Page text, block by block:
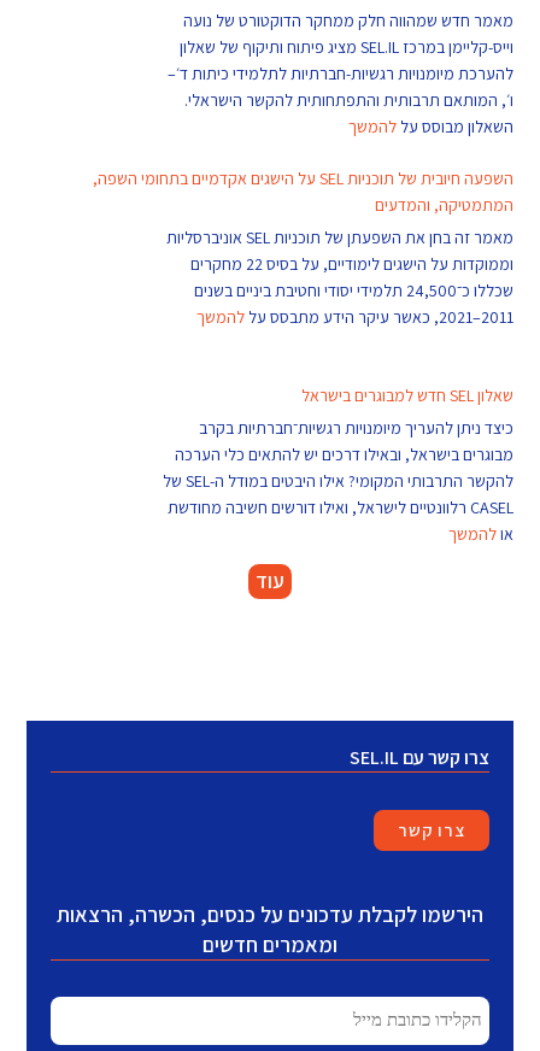
מאמר חדש שמהווה חלק ממחקר הדוקטורט של נועה
וייס-קליימן במרכז SEL.IL מציג פיתוח ותיקוף של שאלון
להערכת מיומנויות רגשיות-חברתיות לתלמידי כיתות ד׳–
ו׳, המותאם תרבותית והתפתחותית להקשר הישראלי.
השאלון מבוסס עללהמשך
השפעה חיובית של תוכניות SEL על הישגים אקדמיים בתחומי השפה,
המתמטיקה, והמדעים
מאמר זה בחן את השפעתן של תוכניות SEL אוניברסליות
וממוקדות על הישגים לימודיים, על בסיס 22 מחקרים
שכללו כ־24,500 תלמידי יסודי וחטיבת ביניים בשנים
2011–2021, כאשר עיקר הידע מתבסס על
להמשך
שאלון SEL חדש למבוגרים בישראל
כיצד ניתן להעריך מיומנויות רגשיות־חברתיות בקרב
מבוגרים בישראל, ובאילו דרכים יש להתאים כלי הערכה
להקשר התרבותי המקומי? אילו היבטים במודל ה-SEL של
CASEL רלוונטיים לישראל, ואילו דורשים חשיבה מחודשת
אולהמשך
עוד
צרו קשר עם SEL.IL
צרו קשר
הירשמו לקבלת עדכונים על כנסים, הכשרה, הרצאות
ומאמרים חדשים